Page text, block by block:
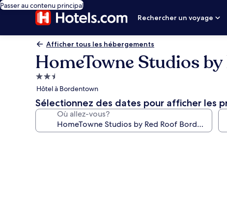
Passer au contenu principal
Rechercher un voyage
Afficher tous les hébergements
HomeTowne Studios
Hébergement
2.5 étoiles
Hôtel à Bordentown
Sélectionnez des dates pour afficher les
Où allez-vous?